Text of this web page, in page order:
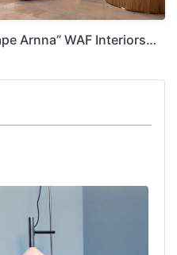
Arnna” WAF Interiors…